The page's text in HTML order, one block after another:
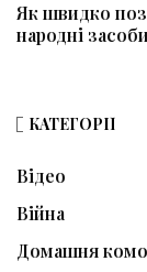
Як швидко
народні
КАТЕГОРІЇ
Відео
Війна
Домашня